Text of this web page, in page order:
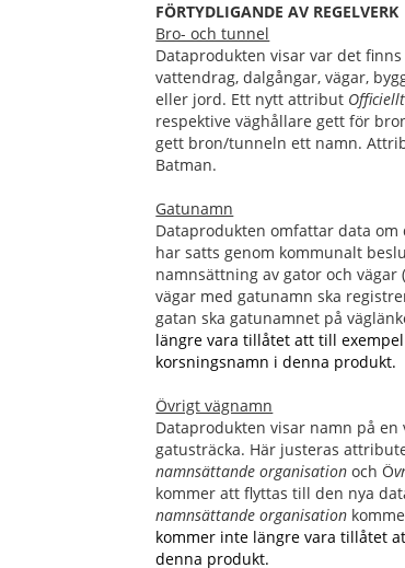
FÖRTYDLIGANDE AV REGELVERK
Bro- och tunnel
Dataprodukten visar var det
vattendrag, dalgångar, vägar,
eller jord. Ett nytt attribut
respektive väghållare gett för
gett bron/tunneln ett namn.
Batman.
Gatunamn
Dataprodukten omfattar data
har satts genom kommunalt
namnsättning av gator och
vägar med gatunamn ska
gatan ska gatunamnet på
längre vara tillåtet att till
korsningsnamn i denna produkt.
Övrigt vägnamn
Dataprodukten visar namn på
gatusträcka. Här justeras a
namnsättande organisation och Ö
kommer att flyttas till den nya
namnsättande organisation
kommer inte längre vara tillåtet
denna produkt.